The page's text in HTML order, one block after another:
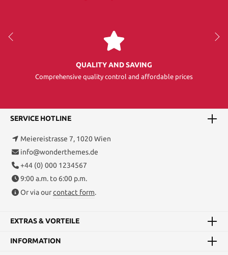
QUALITY AND SAVING
Comprehensive quality control and affordable prices
SERVICE HOTLINE
Meiereistrasse 7, 1020 Wien
info@wonderthemes.de
+44 (0) 000 1234567
9:00 a.m. to 6:00 p.m.
Or via ourcontact form.
EXTRAS & VORTEILE
INFORMATION